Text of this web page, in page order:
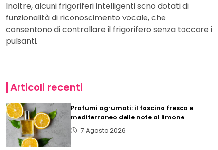
Inoltre, alcuni frigoriferi intelligenti sono dotati di
funzionalità di riconoscimento vocale, che
consentono di controllare il frigorifero senza toccare i
pulsanti.
Articoli recenti
Profumi agrumati: il fascino fresco e
mediterraneo delle note al limone
7 Agosto 2026